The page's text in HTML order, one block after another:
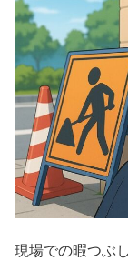
現場での暇つぶ